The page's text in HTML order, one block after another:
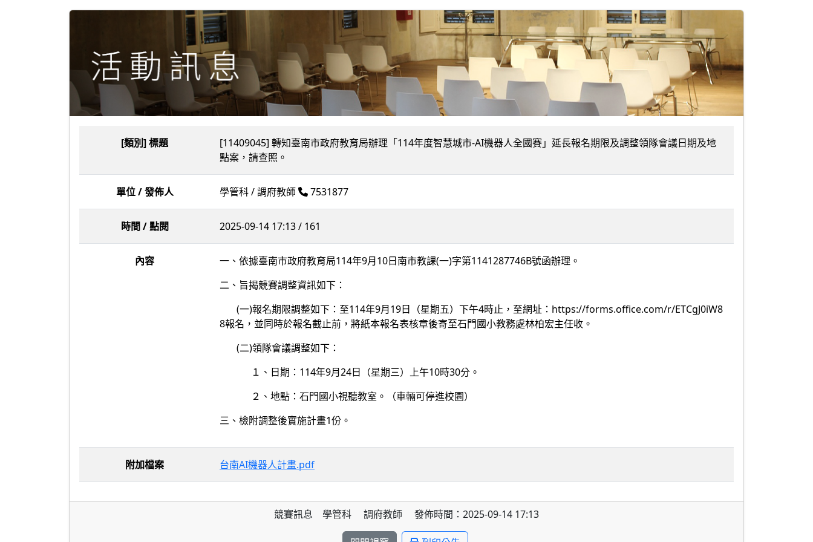
[類別] 標題
[11409045] 轉知臺南市政府教育局辦理「114年度智慧城市-AI機器人全國賽」延長報名期限及調整領隊會議日期及地
點案，請查照。
單位 / 發佈人 學管科 / 調府教師 7531877
時間 / 點閱 2025-09-14 17:13 / 161
內容
一、依據臺南市政府教育局114年9月10日南市教課(一)字第1141287746B號函辦理。
二、旨揭競賽調整資訊如下：
(一)報名期限調整如下：至114年9月19日（星期五）下午4時止，至網址：https://forms.office.com/r/ETCgJ0iW8
8報名，並同時於報名截止前，將紙本報名表核章後寄至石門國小教務處林柏宏主任收。
(二)領隊會議調整如下：
１、日期：114年9月24日（星期三）上午10時30分。
２、地點：石門國小視聽教室。（車輛可停進校園）
三、檢附調整後實施計畫1份。
附加檔案 台南AI機器人計畫.pdf
競賽訊息 學管科 調府教師 發佈時間：2025-09-14 17:13